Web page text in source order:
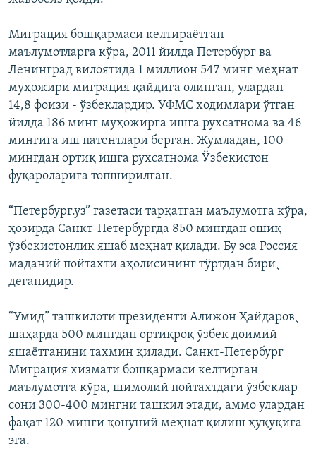
Миграция бошқармаси келтираётган
маълумотларга кўра, 2011 йилда Петербург ва
Ленинград вилоятида 1 миллион 547 минг меҳнат
муҳожири миграция қайдига олинган, улардан
14,8 фоизи - ўзбеклардир. УФМС ходимлари ўтган
йилда 186 минг муҳожирга ишга рухсатнома ва 46
мингига иш патентлари берган. Жумладан, 100
мингдан ортиқ ишга рухсатнома Ўзбекистон
фуқароларига топширилган.
“Петербург.уз” газетаси тарқатган маълумотга кўра,
ҳозирда Санкт-Петербургда 850 мингдан ошиқ
ўзбекистонлик яшаб меҳнат қилади. Бу эса Россия
маданий пойтахти аҳолисининг тўртдан бири¸
деганидир.
“Умид” ташкилоти президенти Алижон Ҳайдаров¸
шаҳарда 500 мингдан ортиқроқ ўзбек доимий
яшаëтганини тахмин қилади. Санкт-Петербург
Миграция хизмати бошқармаси келтирган
маълумотга кўра, шимолий пойтахтдаги ўзбеклар
сони 300-400 мингни ташкил этади, аммо улардан
фақат 120 минги қонуний меҳнат қилиш ҳуқуқига
эга.